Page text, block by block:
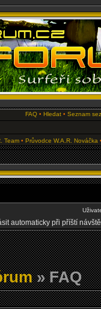
FAQ • Hledat • Seznam
Team• Průvodce W.A.R. Nováčka
automaticky při příští
» FAQ